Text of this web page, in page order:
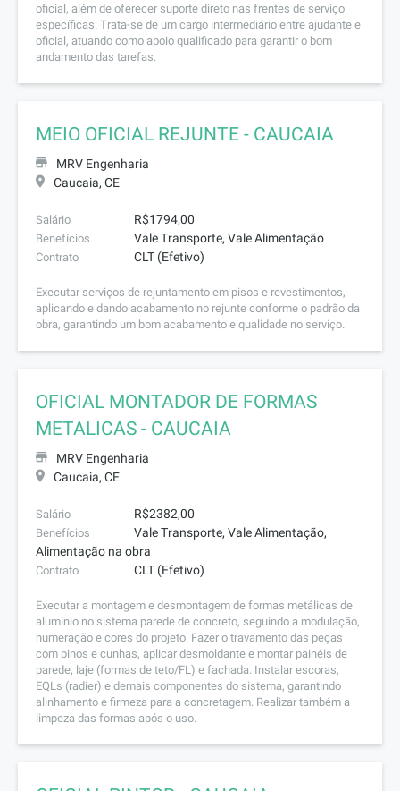
oficial, além de oferecer suporte direto nas frentes de serviço
específicas. Trata-se de um cargo intermediário entre ajudante e
oficial, atuando como apoio qualificado para garantir o bom
andamento das tarefas.
MEIO OFICIAL REJUNTE - CAUCAIA
MRV Engenharia
Caucaia, CE
Salário R$1794,00
Benefícios Vale Transporte, Vale Alimentação
Contrato CLT (Efetivo)
Executar serviços de rejuntamento em pisos e revestimentos,
aplicando e dando acabamento no rejunte conforme o padrão da
obra, garantindo um bom acabamento e qualidade no serviço.
OFICIAL MONTADOR DE FORMAS
METALICAS - CAUCAIA
MRV Engenharia
Caucaia, CE
Salário R$2382,00
Benefícios
Vale Transporte, Vale Alimentação,
Alimentação na obra
Contrato CLT (Efetivo)
Executar a montagem e desmontagem de formas metálicas de
alumínio no sistema parede de concreto, seguindo a modulação,
numeração e cores do projeto. Fazer o travamento das peças
com pinos e cunhas, aplicar desmoldante e montar painéis de
parede, laje (formas de teto/FL) e fachada. Instalar escoras,
EQLs (radier) e demais componentes do sistema, garantindo
alinhamento e firmeza para a concretagem. Realizar também a
limpeza das formas após o uso.